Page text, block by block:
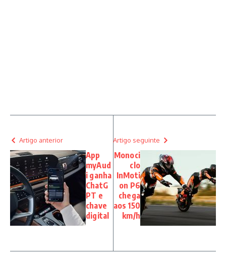
Artigo anterior
App
myAud
i ganha
ChatG
PT e
chave
digital
Artigo seguinte
Monoci
clo
InMoti
on P6
chega
aos 150
km/h